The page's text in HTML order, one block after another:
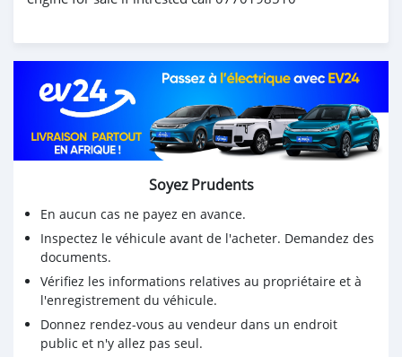
Soyez Prudents
En aucun cas ne payez en avance.
Inspectez le véhicule avant de l'acheter. Demandez des
documents.
Vérifiez les informations relatives au propriétaire et à
l'enregistrement du véhicule.
Donnez rendez-vous au vendeur dans un endroit
public et n'y allez pas seul.